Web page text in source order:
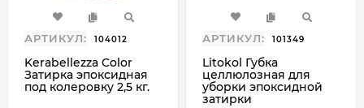
АРТИКУЛ: 104012
Kerabellezza Color
Затирка эпоксидная
под колеровку 2,5 кг.
АРТИКУЛ: 101349
Litokol Губка
целлюлозная для
уборки эпоксидной
затирки